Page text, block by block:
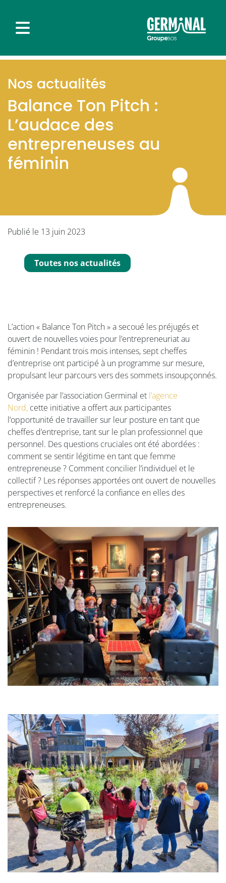
Nos actualités
Balance Ton Pitch :
L’audace des
entrepreneuses au
féminin
Publié le 13 juin 2023
Toutes nos actualités
L’action « Balance Ton Pitch » a secoué les préjugés et
ouvert de nouvelles voies pour l’entrepreneuriat au
féminin ! Pendant trois mois intenses, sept cheffes
d’entreprise ont participé à un programme sur mesure,
propulsant leur parcours vers des sommets insoupçonnés.
Organisée par l’association Germinal et l’agence
Nord, cette initiative a offert aux participantes
l’opportunité de travailler sur leur posture en tant que
cheffes d’entreprise, tant sur le plan professionnel que
personnel. Des questions cruciales ont été abordées :
comment se sentir légitime en tant que femme
entrepreneuse ? Comment concilier l’individuel et le
collectif ? Les réponses apportées ont ouvert de nouvelles
perspectives et renforcé la confiance en elles des
entrepreneuses.